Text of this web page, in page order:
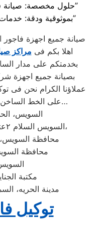
“حلول مخصصة: صيانة فاجور الشاملة في السويس”
“بموثوقية ودقة: خدمات صيانة فاجور في السويس”
صيانة جميع اجهزة فاجور
اهلا بكم فى مراكز
بخدمتكم على مدار
بصيانة جميع اجهزة
عملاؤنا الكرام نحن فى
على الخط الساخن لصيانة غسالات فاجور اتصل بنا…
السويس،
السويس السلام ٢عتاقه، السلام، 2، السماد،، عتاقة،
محافظة السويس،
محافظة
السويس
مكتبة
مدينة الحريه،
توكيل